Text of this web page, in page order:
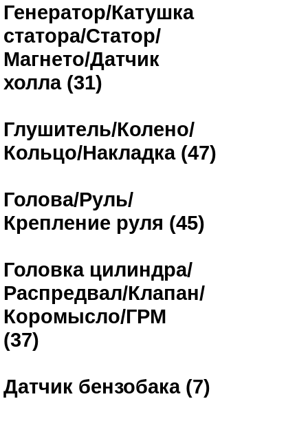
Генератор/Катушка
статора/Статор/
Магнето/Датчик
холла (31)
Глушитель/Колено/
Кольцо/Накладка (47)
Голова/Руль/
Крепление руля (45)
Головка цилиндра/
Распредвал/Клапан/
Коромысло/ГРМ
(37)
Датчик бензобака (7)